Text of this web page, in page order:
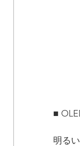
■
明る